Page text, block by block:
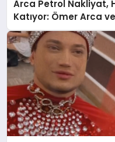
Arca Petrol Nakliyat,
Katıyor: Ömer Arca
Güçlü Yatırım